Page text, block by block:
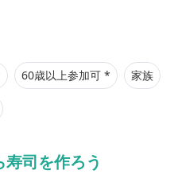
60歳以上参加可 * 家族
司を作ろう